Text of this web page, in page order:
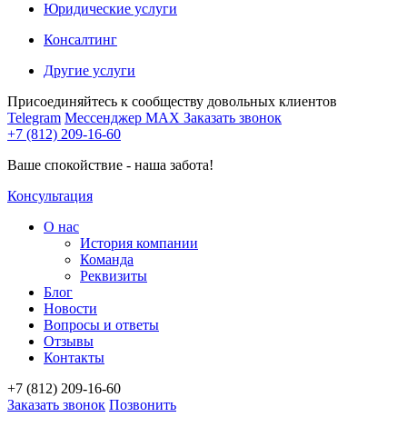
Юридические услуги
Консалтинг
Другие услуги
Присоединяйтесь к сообществу довольных клиентов
Telegram Мессенджер MAX Заказать звонок
+7 (812) 209-16-60
Ваше спокойствие - наша забота!
Консультация
О нас
История компании
Команда
Реквизиты
Блог
Новости
Вопросы и ответы
Отзывы
Контакты
+7 (812) 209-16-60
Заказать звонок Позвонить